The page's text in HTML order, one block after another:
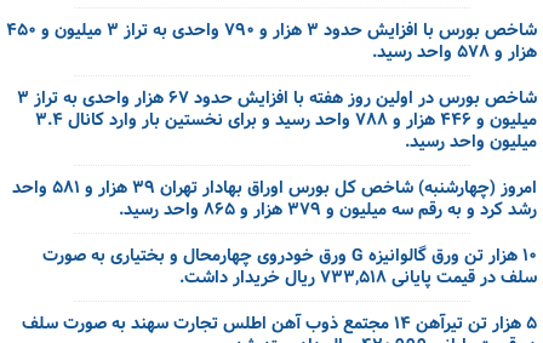
شاخص بورس با افزایش حدود ۳ هزار و ۷۹۰ واحدی به تراز ۳ میلیون و ۴۵۰
هزار و ۵۷۸ واحد رسید.
شاخص بورس در اولین روز هفته با افزایش حدود ۶۷ هزار واحدی به تراز ۳
میلیون و ۴۴۶ هزار و ۷۸۸ واحد رسید و برای نخستین بار وارد کانال ۳.۴
میلیون واحد رسید.
امروز (چهارشنبه) شاخص کل بورس اوراق بهادار تهران ۳۹ هزار و ۵۸۱ واحد
رشد کرد و به رقم سه میلیون و ۳۷۹ هزار و ۸۶۵ واحد رسید.
۱۰ هزار تن ورق گالوانیزه G ورق خودروی چهارمحال و بختیاری به صورت
سلف در قیمت پایانی ۷۳۳,۵۱۸ ریال خریدار داشت.
۵ هزار تن تیرآهن ۱۴ مجتمع ذوب آهن اطلس تجارت سهند به صورت سلف